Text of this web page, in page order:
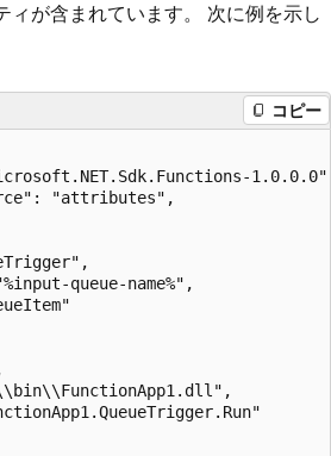
ィが含まれています。 次に例を示し
コピー
"attributes",
queue-name%",